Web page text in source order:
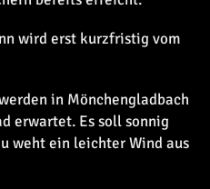
wird erst kurzfristig vom
in Mönchengladbach
erwartet. Es soll sonnig
weht ein leichter Wind aus